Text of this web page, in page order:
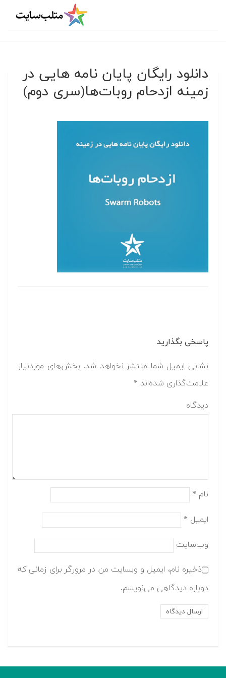
دانلود رایگان پایان نامه هایی در
زمینه ازدحام روبات‌ها(سری دوم)
پاسخی بگذارید
نشانی ایمیل شما منتشر نخواهد شد. بخش‌های موردنیاز
علامت‌گذاری شده‌اند *
دیدگاه
نام *
ایمیل *
وب‌سایت
ذخیره نام، ایمیل و وبسایت من در مرورگر برای زمانی که
دوباره دیدگاهی می‌نویسم.